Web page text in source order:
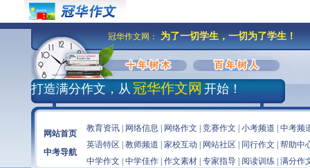
冠华作文网： 为了一切学生，一切为了学生！
打造满分作文，从 冠华作文网 开始！
网站首页
中考导航
教育资讯| 网络信息 网络作文 竞赛作文 小考频道
中考频
英语特区
教师频道 家校互动 网站社区 同行作文
帮助中
中学作文
中学佳作| 作文素材| 专家指导| 阅读训练| 满分作